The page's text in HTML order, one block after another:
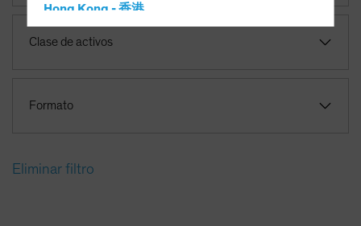
Hong Kong - 香港
Japan - 日本
Clase de activos
Formato
Eliminar filtro